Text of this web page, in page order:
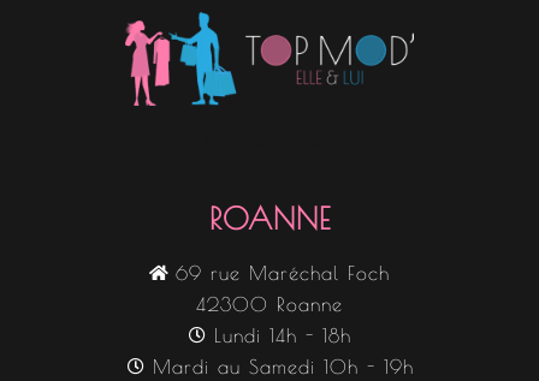
ROANNE
69 rue Maréchal Foch
42300 Roanne
Lundi 14h - 18h
Mardi au Samedi 10h - 19h